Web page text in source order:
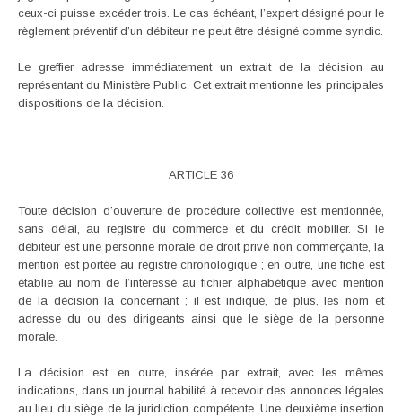
ceux-ci puisse excéder trois. Le cas échéant, l’expert désigné pour le
règlement préventif d’un débiteur ne peut être désigné comme syndic.
Le greffier adresse immédiatement un extrait de la décision au
représentant du Ministère Public. Cet extrait mentionne les principales
dispositions de la décision.
ARTICLE 36
Toute décision d’ouverture de procédure collective est mentionnée,
sans délai, au registre du commerce et du crédit mobilier. Si le
débiteur est une personne morale de droit privé non commerçante, la
mention est portée au registre chronologique ; en outre, une fiche est
établie au nom de l’intéressé au fichier alphabétique avec mention
de la décision la concernant ; il est indiqué, de plus, les nom et
adresse du ou des dirigeants ainsi que le siège de la personne
morale.
La décision est, en outre, insérée par extrait, avec les mêmes
indications, dans un journal habilité à recevoir des annonces légales
au lieu du siège de la juridiction compétente. Une deuxième insertion